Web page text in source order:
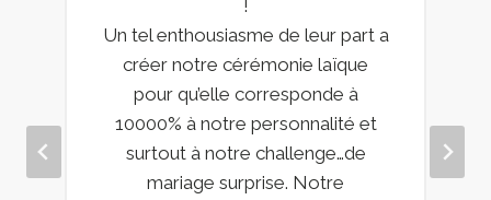
!
Un tel enthousiasme de leur part a
créer notre cérémonie laïque
pour qu’elle corresponde à
10000% à notre personnalité et
surtout à notre challenge…de
mariage surprise. Notre